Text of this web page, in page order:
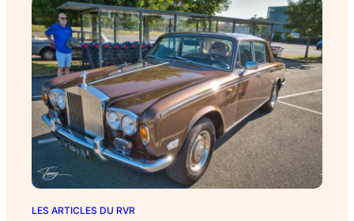
LES ARTICLES DU RVR